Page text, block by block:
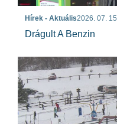
Hírek - Aktuális2026. 07. 15.
Drágult A Benzin